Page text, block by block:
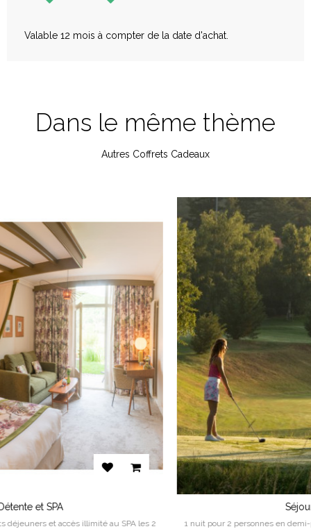
NON
Rituel Détente Aromavédic visage et corps
d'abricot et soin visage
TOTAL : 299,00 EUR
Valable 12 mois à compter de la date d'achat.
Dans le même thème
Autres Coffrets Cadeaux
1 nuit pour 2 personnes en demi-pension, accès illimité au GOLF et au SPA